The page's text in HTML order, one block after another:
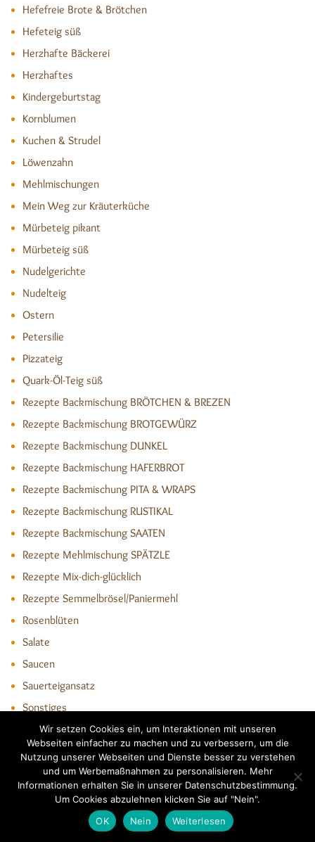
Hefefreie Brote & Brötchen
Hefeteig süß
Herzhafte Bäckerei
Herzhaftes
Kindergeburtstag
Kornblumen
Kuchen & Strudel
Löwenzahn
Mehlmischungen
Mein Weg zur Kräuterküche
Mürbeteig pikant
Mürbeteig süß
Nudelgerichte
Nudelteig
Ostern
Petersilie
Pizzateig
Quark-Öl-Teig süß
Rezepte Backmischung BRÖTCHEN & BREZEN
Rezepte Backmischung BROTGEWÜRZ
Rezepte Backmischung DUNKEL
Rezepte Backmischung HAFERBROT
Rezepte Backmischung PITA & WRAPS
Rezepte Backmischung RUSTIKAL
Rezepte Backmischung SAATEN
Rezepte Mehlmischung SPÄTZLE
Rezepte Mix-dich-glücklich
Rezepte Semmelbrösel/Paniermehl
Rosenblüten
Salate
Saucen
Sauerteigansatz
Sonstiges
Spitzwegerich
Süsse Hauptgerichte
Süße Leckereien
Süsses Kleingebäck
Wir setzen Cookies ein, um Interaktionen mit unseren
Webseiten einfacher zu machen und zu verbessern, um die
Nutzung unserer Webseiten und Dienste besser zu verstehen
und um Werbemaßnahmen zu personalisieren. Mehr
Informationen erhalten Sie in unserer Datenschutzbestimmung.
Um Cookies abzulehnen klicken Sie auf "Nein".
OK
Nein Weiterlesen